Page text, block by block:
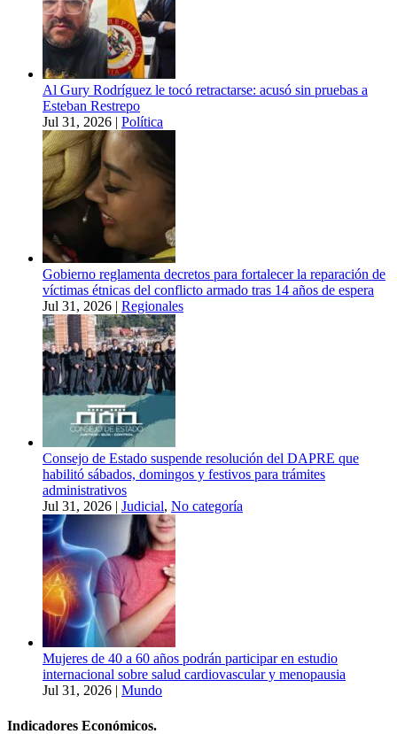
Al Gury Rodríguez le tocó retractarse: acusó sin pruebas a
Esteban Restrepo
Jul 31, 2026 | Política
Gobierno reglamenta decretos para fortalecer la reparación de
víctimas étnicas del conflicto armado tras 14 años de espera
Jul 31, 2026 | Regionales
Consejo de Estado suspende resolución del DAPRE que
habilitó sábados, domingos y festivos para trámites
administrativos
Jul 31, 2026 | Judicial, No categoría
Mujeres de 40 a 60 años podrán participar en estudio
internacional sobre salud cardiovascular y menopausia
Jul 31, 2026 | Mundo
Indicadores Económicos.